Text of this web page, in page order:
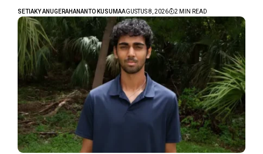
SETIAKY ANUGERAHANANTO KUSUMAAGUSTUS 8, 2026 2 MIN READ